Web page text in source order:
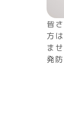
皆
方
ま
発